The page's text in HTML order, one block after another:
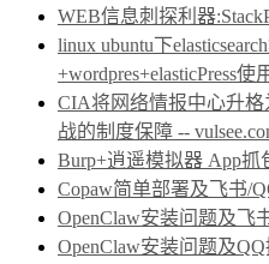
WEB信息刺探利器
linux ubuntu下
+wordpres+elasticPress使
CIA将网络情报中心升
战的制度保障 --
Burp+逍遥模拟器 App抓
Copaw简单部署及飞书/
OpenClaw安装问题及飞
OpenClaw安装问题及QQ